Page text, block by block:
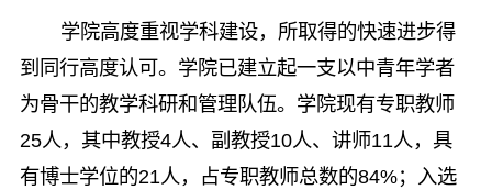
学院高度重视学科建设，所取得的快速进步得
到同行高度认可。学院已建立起一支以中青年学者
为骨干的教学科研和管理队伍。学院现有专职教师
25人，其中教授4人、副教授10人、讲师11人，具
有博士学位的21人，占专职教师总数的84%；入选